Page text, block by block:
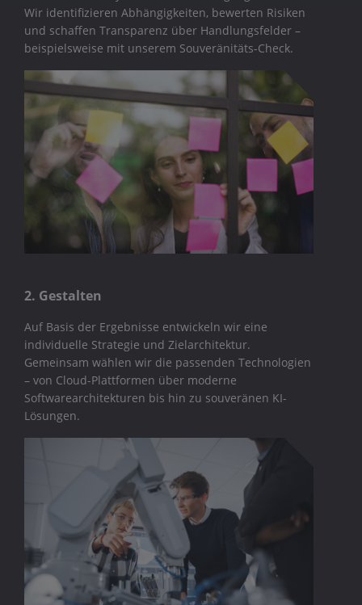
Wir identifizieren Abhängigkeiten, bewerten Risiken
und schaffen Transparenz über Handlungsfelder –
beispielsweise mit unserem Souveränitäts-Check.
2. Gestalten
Auf Basis der Ergebnisse entwickeln wir eine
individuelle Strategie und Zielarchitektur.
Gemeinsam wählen wir die passenden Technologien
– von Cloud-Plattformen über moderne
Softwarearchitekturen bis hin zu souveränen KI-
Lösungen.